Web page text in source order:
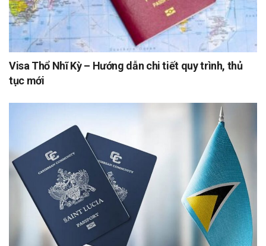
Visa Thổ Nhĩ Kỳ – Hướng dẫn chi tiết quy trình, thủ
tục mới